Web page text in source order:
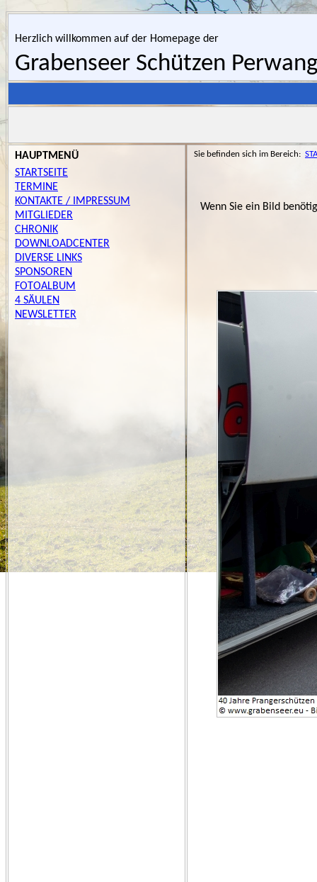
Herzlich willkommen auf der Homepage der
Grabenseer Schützen Perwang
HAUPTMENÜ
STARTSEITE
TERMINE
KONTAKTE / IMPRESSUM
MITGLIEDER
CHRONIK
DOWNLOADCENTER
DIVERSE LINKS
SPONSOREN
FOTOALBUM
4 SÄULEN
NEWSLETTER
Sie befinden sich im Bereich:
Wenn Sie ein Bild